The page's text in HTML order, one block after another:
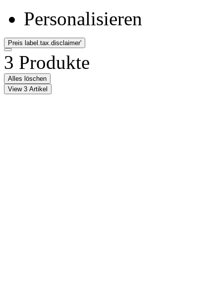
Personalisieren
Preis label.tax.disclaimer'
3 Produkte
Alles löschen
View 3 Artikel